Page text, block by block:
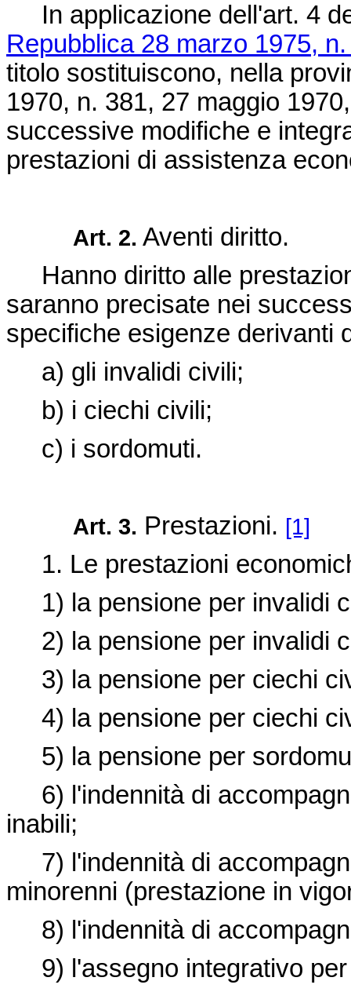
In applicazione dell'art. 4
Repubblica 28 marzo 1975,
titolo sostituiscono, nella
1970, n. 381, 27 maggio
successive modifiche e
prestazioni di assistenza
Art. 2. Aventi diritto.
Hanno diritto alle
saranno precisate nei
specifiche esigenze derivanti
a) gli invalidi civili;
b) i ciechi civili;
c) i sordomuti.
Art. 3. Prestazioni. [1]
1. Le prestazioni
1) la pensione per invalidi
2) la pensione per invalidi
3) la pensione per ciechi
4) la pensione per ciechi
5) la pensione per
6) l'indennità di
inabili;
7) l'indennità di
minorenni (prestazione in
8) l'indennità di
9) l'assegno integrativo per